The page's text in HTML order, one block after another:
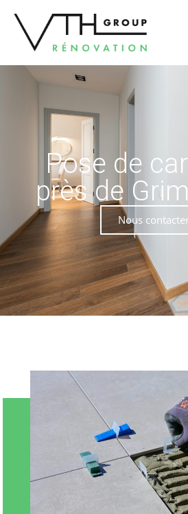
Pose de
près de
Nous